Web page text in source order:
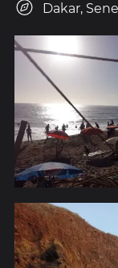
Dakar,